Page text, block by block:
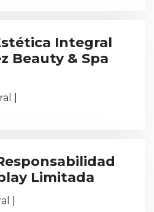
Integral
Beauty & Spa
|
Limitada
|